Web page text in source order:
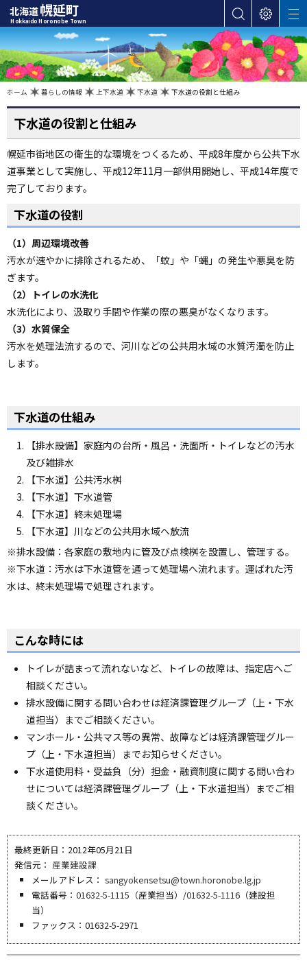
本
文
へ
カ
テ
ゴ
リ
・
メ
ニ
ュ
へ
ビ
ゲ
ー
ョ
・
メ
へ
北海道幌延町
Hokkaido Horonobe Town
表
設
定
サ
イ
ト
内
検
索
M
E
N
U
在
置
ホーム 暮らしの情報 上下水道 下水道 下水道の役割と仕組み
下水道の役割と仕組み
幌延市街地区の衛生的な環境をつくるため、平成8年度から公共下水
道事業として実施し、平成12年11月一部供用開始し、平成14年度で
完了しております。
下水道の役割
（1）周辺環境改善
汚水が速やかに排除されるため、「蚊」や「蝿」の発生や悪臭を防
ぎます。
（2）トイレの水洗化
水洗化により、汲取り手間や作業の際の悪臭がなくなります。
（3）水質保全
汚水を処理法流するので、河川などの公共用水域の水質汚濁を防止
します。
下水道の仕組み
【排水設備】家庭内の台所・風呂・洗面所・トイレなどの汚水
及び雑排水
【下水道】公共汚水桝
【下水道】下水道管
【下水道】終末処理場
【下水道】川などの公共用水域へ放流
※排水設備：各家庭の敷地内に管及び点検桝を設置し、管理する。
※下水道：汚水は下水道管を通って処理場へ流れます。運ばれた汚
水は、終末処理場で処理されます。
こんな時には
トイレが詰まって流れないなど、トイレの故障は、指定店へご
相談ください。
排水設備に関する問い合わせは経済課管理グループ（上・下水
道担当）までご相談ください。
マンホール・公共マス等の異常、故障などは経済課管理グルー
プ（上・下水道担当）までお知らせください。
下水道使用料・受益負（分）担金・融資制度に関する問い合わ
せについては経済課管理グループ（上・下水道担当）までご相
談ください。
最終更新日：2012年05月21日
発信元： 産業建設課
メールアドレス：sangyokensetsu@town.horonobe.lg.jp
電話番号：01632-5-1115 （産業担当）/01632-5-1116 （建設担
当）
ファックス：01632-5-2971